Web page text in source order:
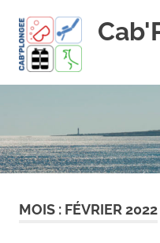
content
!
MOIS : FÉVRIER 2022